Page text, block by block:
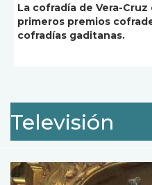
La cofradía de Vera-
primeros premios
cofradías gaditanas.
Televisión